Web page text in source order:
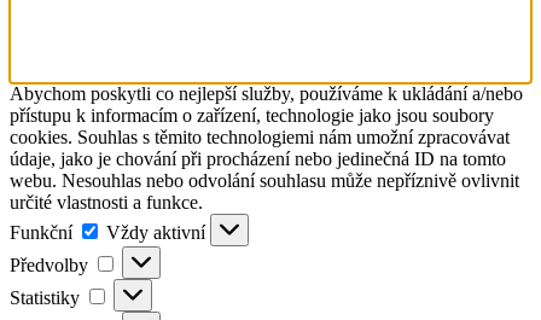
Abychom poskytli co nejlepší služby, používáme k ukládání a/nebo
přístupu k informacím o zařízení, technologie jako jsou soubory
cookies. Souhlas s těmito technologiemi nám umožní zpracovávat
údaje, jako je chování při procházení nebo jedinečná ID na tomto
webu. Nesouhlas nebo odvolání souhlasu může nepříznivě ovlivnit
určité vlastnosti a funkce.
Funkční
Funkční
Vždy aktivní
Předvolby
Předvolby
Statistiky Statistiky